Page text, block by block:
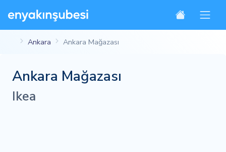
Ankara Ankara Mağazası
Ankara Mağazası
Ikea